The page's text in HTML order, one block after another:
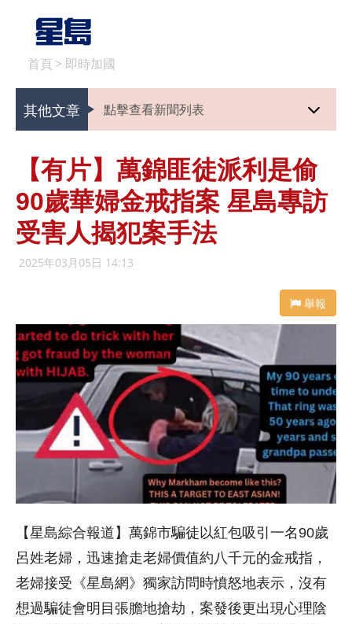
首頁 > 即時加國
其他文章 點擊查看新聞列表
【有片】萬錦匪徒派利是偷
90歲華婦金戒指案 星島專訪
受害人揭犯案手法
2025年03月05日 14:13
舉報
【星島綜合報道】萬錦市騙徒以紅包吸引一名90歲
呂姓老婦，迅速搶走老婦價值約八千元的金戒指，
老婦接受《星島網》獨家訪問時憤怒地表示，沒有
想過騙徒會明目張膽地搶劫，案發後更出現心理陰